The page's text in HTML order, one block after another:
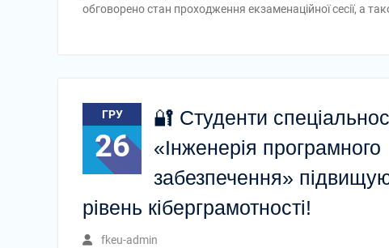
обговорено стан проходження екзаменаційної сесії, а
ГРУ
26
🔐 Студенти
«Інженерія програмного
забезпечення»
рівень кіберграмотності!
fkeu-admin